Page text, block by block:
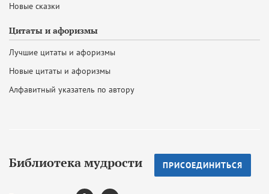
Новые сказки
Цитаты и афоризмы
Лучшие цитаты и афоризмы
Новые цитаты и афоризмы
Алфавитный указатель по автору
Библиотека мудрости ПРИСОЕДИНИТЬСЯ